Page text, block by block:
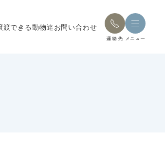
渡できる動物達お問い合わせ
連絡先 メニュー